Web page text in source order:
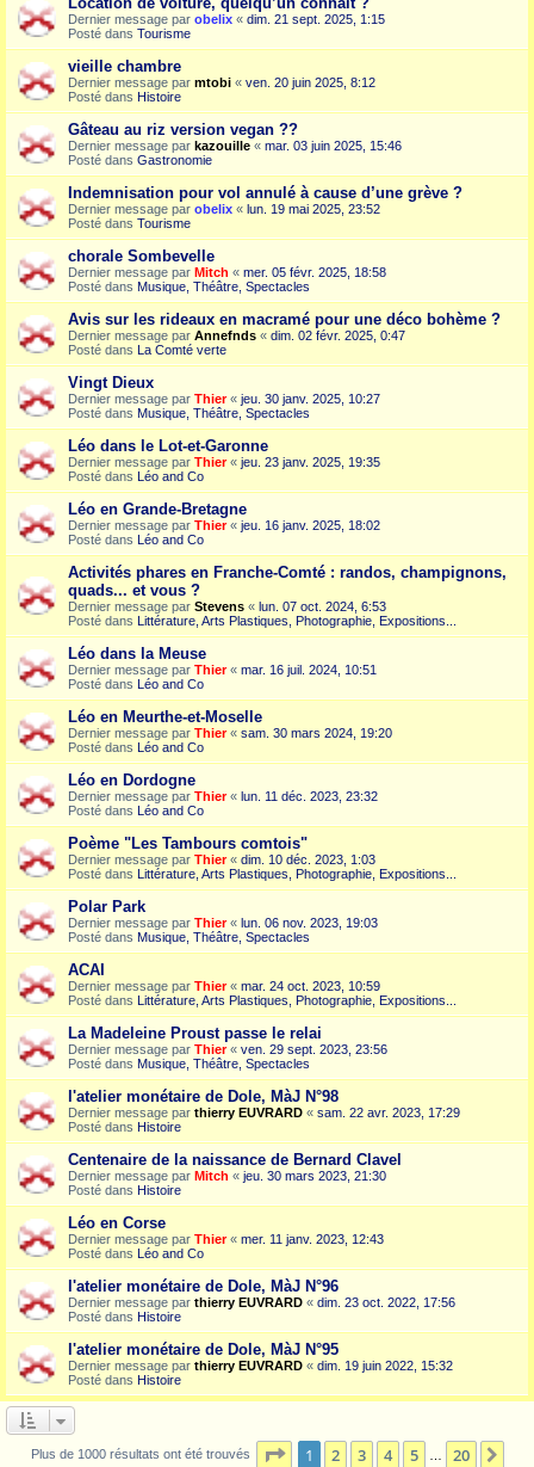
Dernier message par obelix « dim. 21 sept. 2025, 1:15
Posté dans Tourisme
vieille chambre
Dernier message par mtobi « ven. 20 juin 2025, 8:12
Posté dans Histoire
Gâteau au riz version vegan ??
Dernier message par kazouille « mar. 03 juin 2025, 15:46
Posté dans Gastronomie
Indemnisation pour vol annulé à cause d’une grève ?
Dernier message par obelix « lun. 19 mai 2025, 23:52
Posté dans Tourisme
chorale Sombevelle
Dernier message par Mitch « mer. 05 févr. 2025, 18:58
Posté dans Musique, Théâtre, Spectacles
Avis sur les rideaux en macramé pour une déco bohème ?
Dernier message par Annefnds « dim. 02 févr. 2025, 0:47
Posté dans La Comté verte
Vingt Dieux
Dernier message par Thier« jeu. 30 janv. 2025, 10:27
Posté dans Musique, Théâtre, Spectacles
Léo dans le Lot-et-Garonne
Dernier message par Thier« jeu. 23 janv. 2025, 19:35
Posté dans Léo and Co
Léo en Grande-Bretagne
Dernier message par Thier« jeu. 16 janv. 2025, 18:02
Posté dans Léo and Co
Activités phares en Franche-Comté : randos, champignons,
quads... et vous ?
Dernier message par Stevens « lun. 07 oct. 2024, 6:53
Posté dans Littérature, Arts Plastiques, Photographie, Expositions...
Léo dans la Meuse
Dernier message par Thier« mar. 16 juil. 2024, 10:51
Posté dans Léo and Co
Léo en Meurthe-et-Moselle
Dernier message par Thier« sam. 30 mars 2024, 19:20
Posté dans Léo and Co
Léo en Dordogne
Dernier message par Thier« lun. 11 déc. 2023, 23:32
Posté dans Léo and Co
Poème "Les Tambours comtois"
Dernier message par Thier« dim. 10 déc. 2023, 1:03
Posté dans Littérature, Arts Plastiques, Photographie, Expositions...
Polar Park
Dernier message par Thier« lun. 06 nov. 2023, 19:03
Posté dans Musique, Théâtre, Spectacles
ACAI
Dernier message par Thier« mar. 24 oct. 2023, 10:59
Posté dans Littérature, Arts Plastiques, Photographie, Expositions...
La Madeleine Proust passe le relai
Dernier message par Thier« ven. 29 sept. 2023, 23:56
Posté dans Musique, Théâtre, Spectacles
l'atelier monétaire de Dole, MàJ N°98
Dernier message par thierry EUVRARD « sam. 22 avr. 2023, 17:29
Posté dans Histoire
Centenaire de la naissance de Bernard Clavel
Dernier message par Mitch « jeu. 30 mars 2023, 21:30
Posté dans Histoire
Léo en Corse
Dernier message par Thier« mer. 11 janv. 2023, 12:43
Posté dans Léo and Co
l'atelier monétaire de Dole, MàJ N°96
Dernier message par thierry EUVRARD « dim. 23 oct. 2022, 17:56
Posté dans Histoire
l'atelier monétaire de Dole, MàJ N°95
Dernier message par thierry EUVRARD « dim. 19 juin 2022, 15:32
Posté dans Histoire
Plus de 1000 résultats ont été trouvés Page 1sur20
1 2 3 4 5 20